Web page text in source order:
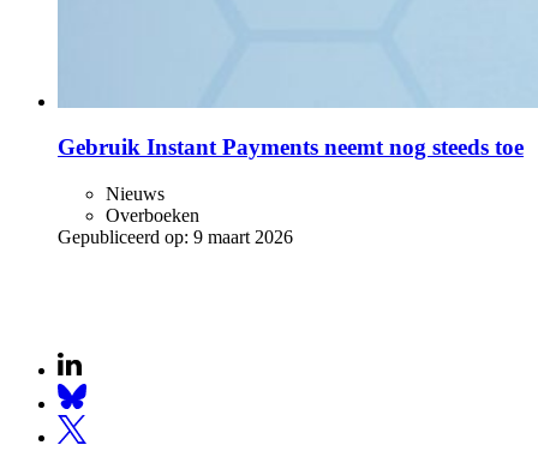
Gebruik Instant Payments neemt nog steeds toe
Nieuws
Overboeken
Gepubliceerd op: 9 maart 2026